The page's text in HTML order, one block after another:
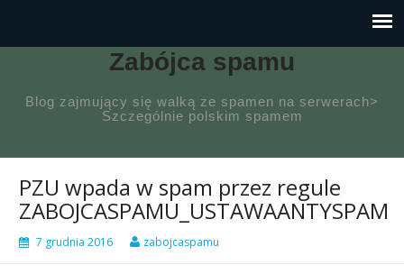
Zabójca spamu
Blog zajmujący się walką ze spamen na serwerach>
Szczególnie polskim spamem
PZU wpada w spam przez regule
ZABOJCASPAMU_USTAWAANTYSPAM
7 grudnia 2016 zabojcaspamu